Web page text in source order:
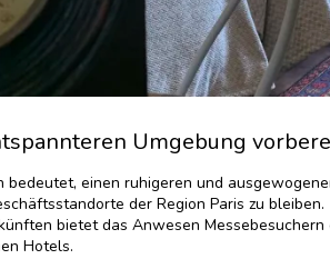
Umgebung
einen ruhigeren und
der Region Paris zu bleiben.
bietet das Anwesen Messebesuchern
Hotels.